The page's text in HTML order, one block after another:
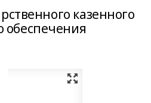
казенного
обеспечения